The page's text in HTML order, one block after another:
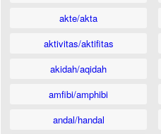
akte/akta
aktivitas/aktifitas
akidah/aqidah
amfibi/amphibi
andal/handal